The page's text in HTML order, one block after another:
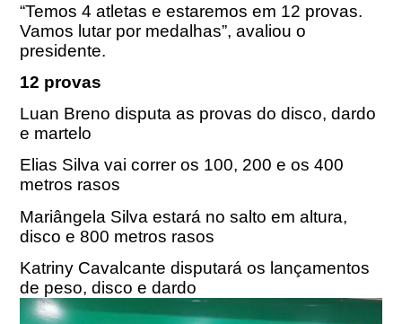
“Temos 4 atletas e estaremos em 12 provas.
Vamos lutar por medalhas”, avaliou o
presidente.
12 provas
Luan Breno disputa as provas do disco, dardo
e martelo
Elias Silva vai correr os 100, 200 e os 400
metros rasos
Mariângela Silva estará no salto em altura,
disco e 800 metros rasos
Katriny Cavalcante disputará os lançamentos
de peso, disco e dardo